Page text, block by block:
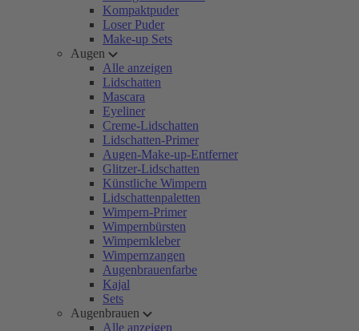
Kompaktpuder
Loser Puder
Make-up Sets
Augen
Alle anzeigen
Lidschatten
Mascara
Eyeliner
Creme-Lidschatten
Lidschatten-Primer
Augen-Make-up-Entferner
Glitzer-Lidschatten
Künstliche Wimpern
Lidschattenpaletten
Wimpern-Primer
Wimpernbürsten
Wimpernkleber
Wimpernzangen
Augenbrauenfarbe
Kajal
Sets
Augenbrauen
Alle anzeigen